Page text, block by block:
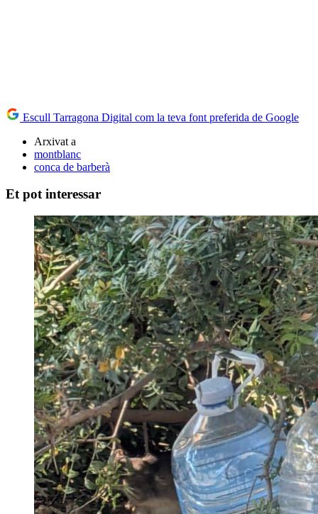
Escull Tarragona Digital com la teva font preferida de Google
Arxivat a
montblanc
conca de barberà
Et pot interessar